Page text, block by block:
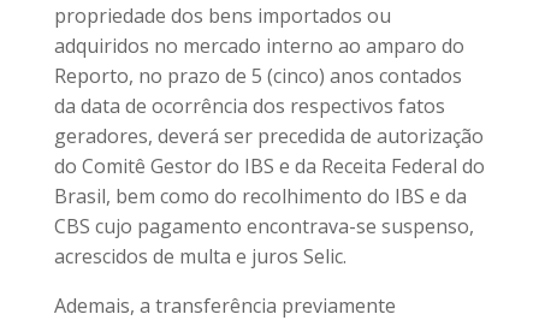
propriedade dos bens importados ou
adquiridos no mercado interno ao amparo do
Reporto, no prazo de 5 (cinco) anos contados
da data de ocorrência dos respectivos fatos
geradores, deverá ser precedida de autorização
do Comitê Gestor do IBS e da Receita Federal do
Brasil, bem como do recolhimento do IBS e da
CBS cujo pagamento encontrava-se suspenso,
acrescidos de multa e juros Selic.
Ademais, a transferência previamente